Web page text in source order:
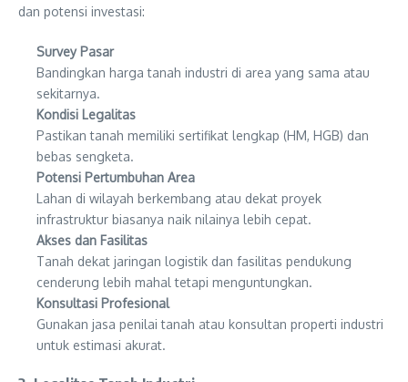
dan potensi investasi:
Survey Pasar
Bandingkan harga tanah industri di area yang sama atau
sekitarnya.
Kondisi Legalitas
Pastikan tanah memiliki sertifikat lengkap (HM, HGB) dan
bebas sengketa.
Potensi Pertumbuhan Area
Lahan di wilayah berkembang atau dekat proyek
infrastruktur biasanya naik nilainya lebih cepat.
Akses dan Fasilitas
Tanah dekat jaringan logistik dan fasilitas pendukung
cenderung lebih mahal tetapi menguntungkan.
Konsultasi Profesional
Gunakan jasa penilai tanah atau konsultan properti industri
untuk estimasi akurat.